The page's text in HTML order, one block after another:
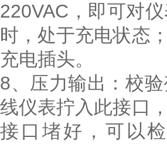
220VAC，即可对
时，处于充电状态
充电插头。
8、压力输出：校
线仪表拧入此接口
接口堵好，可以